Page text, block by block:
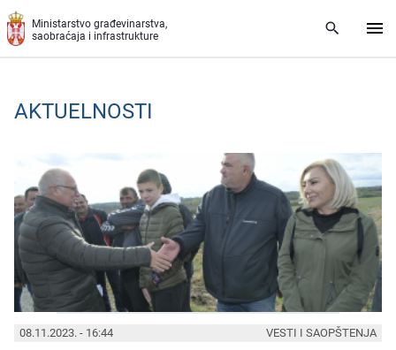
Preskoči na glavni deo sadržaja
Ministarstvo građevinarstva,
saobraćaja i infrastrukture
AKTUELNOSTI
08.11.2023. - 16:44 VESTI I SAOPŠTENJA
PAGES